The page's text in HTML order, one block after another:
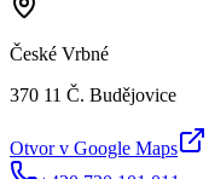
České Vrbné
370 11 Č. Budějovice
Otvor v Google Maps